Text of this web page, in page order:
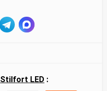
Stilfort LED :